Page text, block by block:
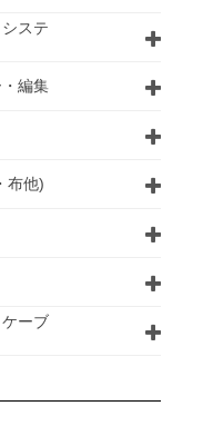
ステ
編集
布他)
ーブ